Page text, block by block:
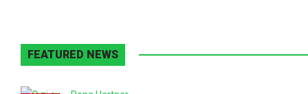
FEATURED NEWS